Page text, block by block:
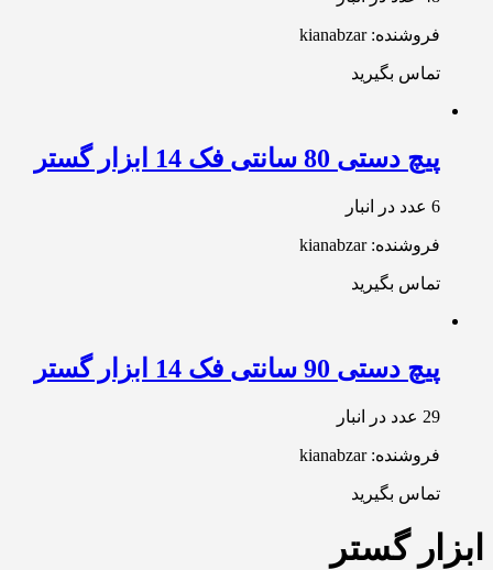
فروشنده: kianabzar
تماس بگیرید
پیچ دستی 80 سانتی فک 14 ابزار گستر
6 عدد در انبار
فروشنده: kianabzar
تماس بگیرید
پیچ دستی 90 سانتی فک 14 ابزار گستر
29 عدد در انبار
فروشنده: kianabzar
تماس بگیرید
ابزار گستر